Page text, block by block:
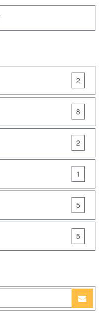
2
8
2
1
5
5